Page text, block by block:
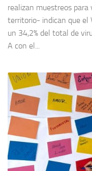
realizan muestreos
territorio- indican que el
un 34,2% del total de
A con el...